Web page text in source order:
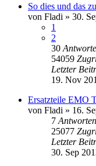
So dies und das
von Fladi » 30.
1
2
30
54059
Letzter
19. Nov
Ersatzteile EMO
von Fladi » 16.
7 Antworten
25077
Letzter
30. Sep